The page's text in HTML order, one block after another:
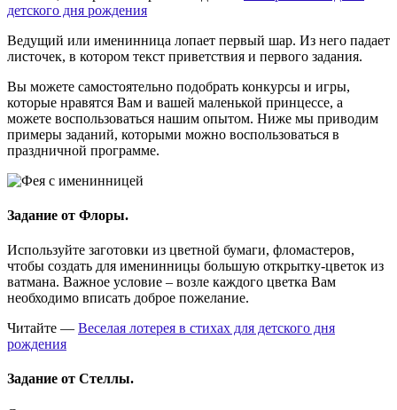
детского дня рождения
Ведущий или именинница лопает первый шар. Из него падает
листочек, в котором текст приветствия и первого задания.
Вы можете самостоятельно подобрать конкурсы и игры,
которые нравятся Вам и вашей маленькой принцессе, а
можете воспользоваться нашим опытом. Ниже мы приводим
примеры заданий, которыми можно воспользоваться в
праздничной программе.
Задание от Флоры.
Используйте заготовки из цветной бумаги, фломастеров,
чтобы создать для именинницы большую открытку-цветок из
ватмана. Важное условие – возле каждого цветка Вам
необходимо вписать доброе пожелание.
Читайте — Веселая лотерея в стихах для детского дня
рождения
Задание от Стеллы.